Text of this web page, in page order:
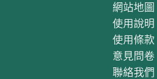
網站地圖
使用說明
使用條款
意見問卷
聯絡我們